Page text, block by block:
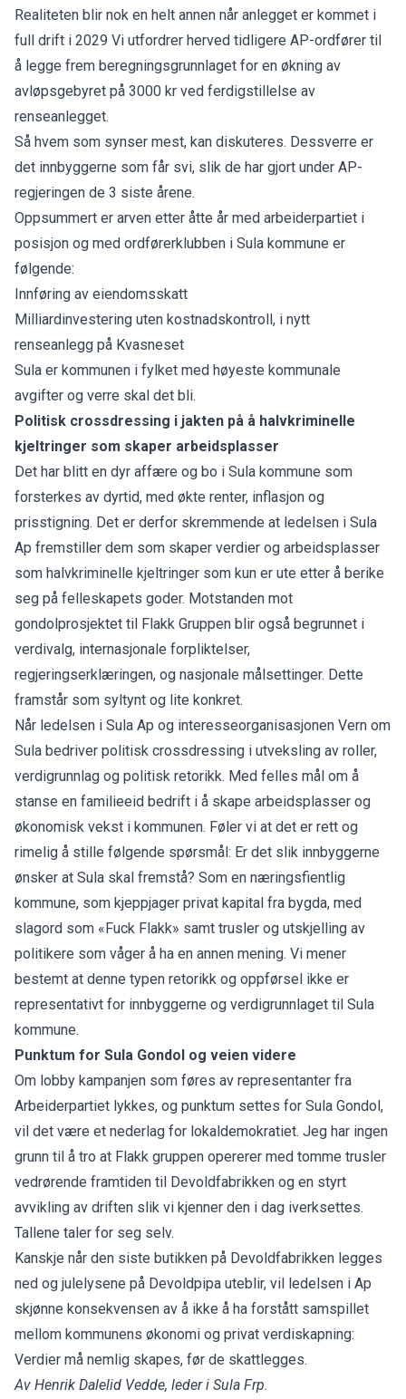
Realiteten blir nok en helt annen når anlegget er kommet i
full drift i 2029 Vi utfordrer herved tidligere AP-ordfører til
å legge frem beregningsgrunnlaget for en økning av
avløpsgebyret på 3000 kr ved ferdigstillelse av
renseanlegget.
Så hvem som synser mest, kan diskuteres. Dessverre er
det innbyggerne som får svi, slik de har gjort under AP-
regjeringen de 3 siste årene.
Oppsummert er arven etter åtte år med arbeiderpartiet i
posisjon og med ordførerklubben i Sula kommune er
følgende:
Innføring av eiendomsskatt
Milliardinvestering uten kostnadskontroll, i nytt
renseanlegg på Kvasneset
Sula er kommunen i fylket med høyeste kommunale
avgifter og verre skal det bli.
Politisk crossdressing i jakten på å halvkriminelle
kjeltringer som skaper arbeidsplasser
Det har blitt en dyr affære og bo i Sula kommune som
forsterkes av dyrtid, med økte renter, inflasjon og
prisstigning. Det er derfor skremmende at ledelsen i Sula
Ap fremstiller dem som skaper verdier og arbeidsplasser
som halvkriminelle kjeltringer som kun er ute etter å berike
seg på felleskapets goder. Motstanden mot
gondolprosjektet til Flakk Gruppen blir også begrunnet i
verdivalg, internasjonale forpliktelser,
regjeringserklæringen, og nasjonale målsettinger. Dette
framstår som syltynt og lite konkret.
Når ledelsen i Sula Ap og interesseorganisasjonen Vern om
Sula bedriver politisk crossdressing i utveksling av roller,
verdigrunnlag og politisk retorikk. Med felles mål om å
stanse en familieeid bedrift i å skape arbeidsplasser og
økonomisk vekst i kommunen. Føler vi at det er rett og
rimelig å stille følgende spørsmål: Er det slik innbyggerne
ønsker at Sula skal fremstå? Som en næringsfientlig
kommune, som kjeppjager privat kapital fra bygda, med
slagord som «Fuck Flakk» samt trusler og utskjelling av
politikere som våger å ha en annen mening. Vi mener
bestemt at denne typen retorikk og oppførsel ikke er
representativt for innbyggerne og verdigrunnlaget til Sula
kommune.
Punktum for Sula Gondol og veien videre
Om lobby kampanjen som føres av representanter fra
Arbeiderpartiet lykkes, og punktum settes for Sula Gondol,
vil det være et nederlag for lokaldemokratiet. Jeg har ingen
grunn til å tro at Flakk gruppen opererer med tomme trusler
vedrørende framtiden til Devoldfabrikken og en styrt
avvikling av driften slik vi kjenner den i dag iverksettes.
Tallene taler for seg selv.
Kanskje når den siste butikken på Devoldfabrikken legges
ned og julelysene på Devoldpipa uteblir, vil ledelsen i Ap
skjønne konsekvensen av å ikke å ha forstått samspillet
mellom kommunens økonomi og privat verdiskapning:
Verdier må nemlig skapes, før de skattlegges.
Av Henrik Dalelid Vedde, leder i Sula Frp.